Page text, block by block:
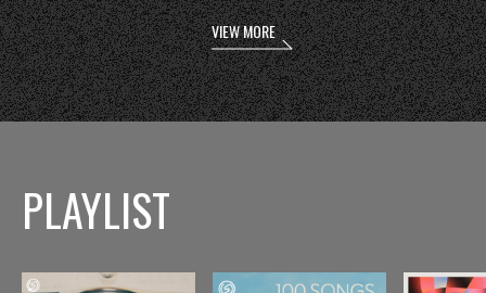
VIEW MORE
PLAYLIST